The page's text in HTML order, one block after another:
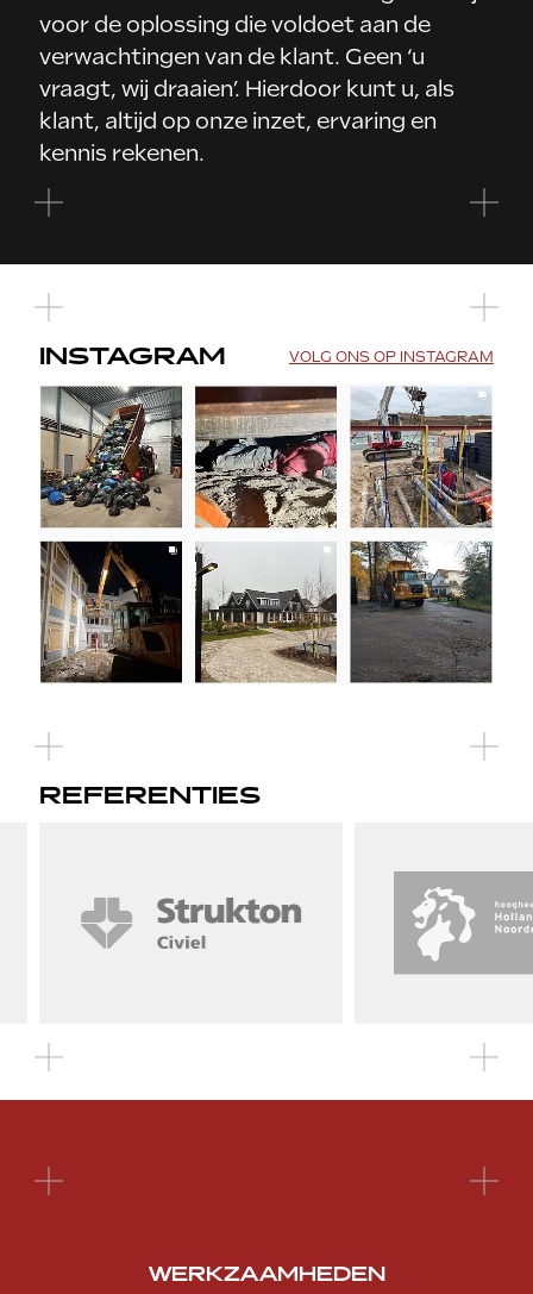
voor de oplossing die voldoet aan de
verwachtingen van de klant. Geen ‘u
vraagt, wij draaien’. Hierdoor kunt u, als
klant, altijd op onze inzet, ervaring en
kennis rekenen.
INSTAGRAM VOLG ONS OP INSTAGRAM
REFERENTIES
WERKZAAMHEDEN